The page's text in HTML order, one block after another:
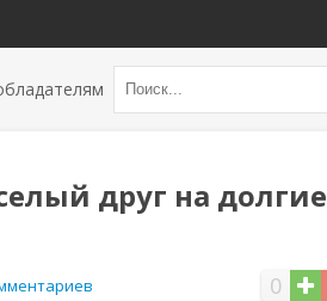
друг на долгие
0